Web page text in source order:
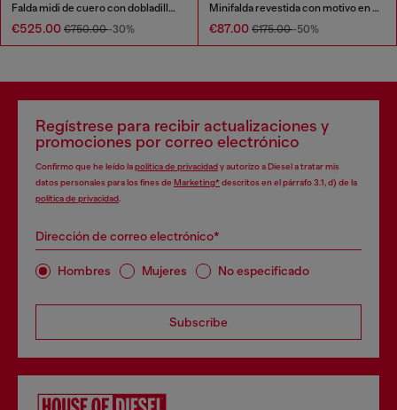
Falda midi de cuero con dobladillo irregular
€525.00 €750.00-30%
Minifalda revestida con motivo en relieve
€87.00 €175.00-50%
Regístrese para recibir actualizaciones y
promociones por correo electrónico
Confirmo que he leído lapolítica de privacidady autorizo a Diesel a tratar mis
datos personales para los fines de Marketing*descritos en el párrafo 3.1, d) de la
política de privacidad
Dirección de correo electrónico*
Hombres Mujeres No especificado
Subscribe